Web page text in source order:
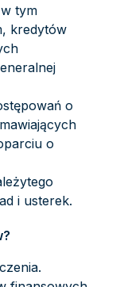
tym
kredytów
o
o
i usterek.